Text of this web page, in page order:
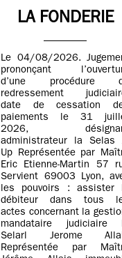
LA FONDERIE
Le 04/08/2026.
prononçant
d’une procédure
redressement
date de cessation
paiements le 31
2026,
administrateur la Selas
Up Représentée par
Eric Etienne-Martin 57
Servient 69003 Lyon,
les pouvoirs : assister
débiteur dans tous
actes concernant la
mandataire judiciaire
Selarl Jerome
Représentée par